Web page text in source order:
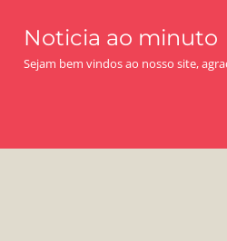
content
Noticia ao minuto
Sejam bem vindos ao nosso site,